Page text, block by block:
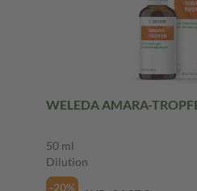
WELEDA AMARA-
50 ml
Dilution
-20%